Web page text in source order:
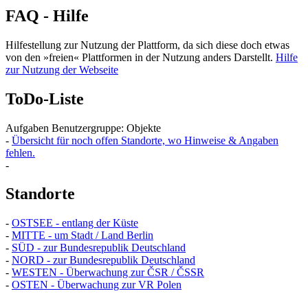
FAQ - Hilfe
Hilfestellung zur Nutzung der Plattform, da sich diese doch etwas
von den »freien« Plattformen in der Nutzung anders Darstellt. Hilfe
zur Nutzung der Webseite
ToDo-Liste
Aufgaben Benutzergruppe: Objekte
- Übersicht für noch offen Standorte, wo Hinweise & Angaben
fehlen.
-
Standorte
- OSTSEE - entlang der Küste
- MITTE - um Stadt / Land Berlin
- SÜD - zur Bundesrepublik Deutschland
- NORD - zur Bundesrepublik Deutschland
- WESTEN - Überwachung zur ČSR / ČSSR
- OSTEN - Überwachung zur VR Polen